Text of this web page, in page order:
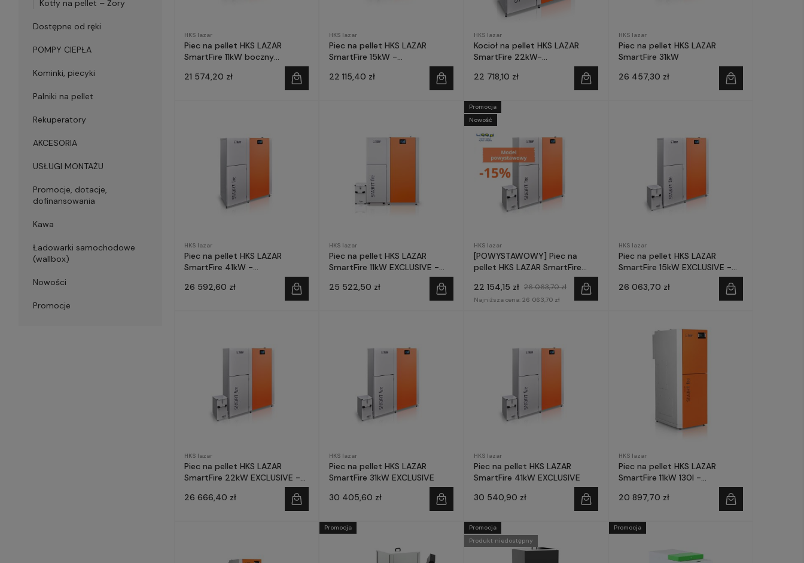
Kotły na pellet – Żory
Dostępne od ręki
POMPY CIEPŁA
Kominki, piecyki
Palniki na pellet
Rekuperatory
AKCESORIA
USŁUGI MONTAŻU
Promocje, dotacje,
dofinansowania
Kawa
Ładowarki samochodowe
(wallbox)
Nowości
Promocje
HKS lazar
Piec na pellet HKS LAZAR
SmartFire 11kW boczny
zasobnik - prefinansowanie
Czyste Powietrze
21 574,20 zł
HKS lazar
Piec na pellet HKS LAZAR
SmartFire 15kW -
Powietrze
22 115,40 zł
HKS lazar
Kocioł na pellet HKS LAZAR
SmartFire 22kW-
Powietrze
22 718,10 zł
HKS lazar
Piec na pellet HKS LAZAR
SmartFire 31kW
26 457,30 zł
HKS lazar
Piec na pellet HKS LAZAR
SmartFire 41kW -
Powietrze
26 592,60 zł
HKS lazar
Piec na pellet HKS LAZAR
SmartFire 11kW EXCLUSIVE -
prefinansowanie Czyste
25 522,50 zł
HKS lazar
[POWYSTAWOWY] Piec na
pellet HKS LAZAR SmartFire
15kW EXCLUSIVE zasobnik 240l
22 154,15 zł 26 063,70 zł
Najniższa cena: 26 063,70 zł
Promocja
Nowość
HKS lazar
Piec na pellet HKS LAZAR
SmartFire 15kW EXCLUSIVE -
Powietrze
26 063,70 zł
HKS lazar
Piec na pellet HKS LAZAR
SmartFire 22kW EXCLUSIVE -
Powietrze
26 666,40 zł
HKS lazar
Piec na pellet HKS LAZAR
SmartFire 31kW EXCLUSIVE
30 405,60 zł
HKS lazar
Piec na pellet HKS LAZAR
SmartFire 41kW EXCLUSIVE
30 540,90 zł
HKS lazar
Piec na pellet HKS LAZAR
SmartFire 11kW 130l -
Powietrze
20 897,70 zł
Promocja
Promocja
Produkt niedostępny
Promocja